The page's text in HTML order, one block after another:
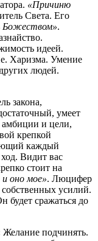
«Причиню
Света. Его
.
идеей.
Харизма. Умение
людей.
закона,
умеет
амбиции и цели,
крепкой
каждый
Видит вас
стоит на
и оно мое». Люцифер
собственных усилий.
будет сражаться до
Желание подчинять.